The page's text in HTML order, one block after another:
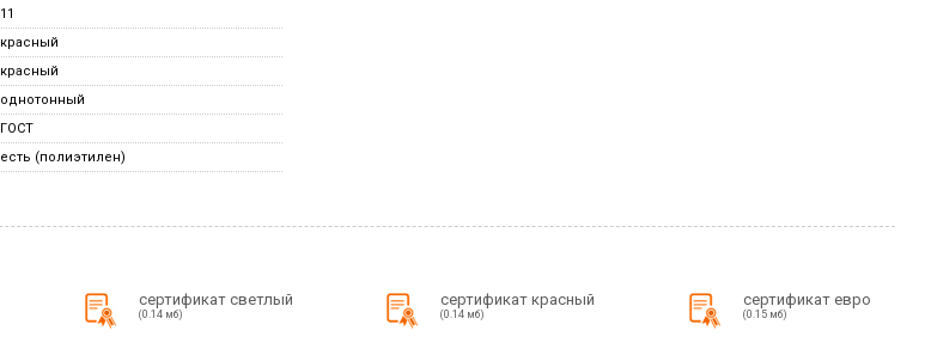
11
красный
красный
однотонный
ГОСТ
есть (полиэтилен)
сертификат светлый
(0.14 мб)
сертификат красный
(0.14 мб)
сертификат евро
(0.15 мб)